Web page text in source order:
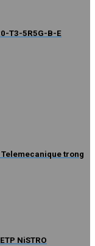
T3-5R5G-B-E
Telemecanique trong
NiSTRO